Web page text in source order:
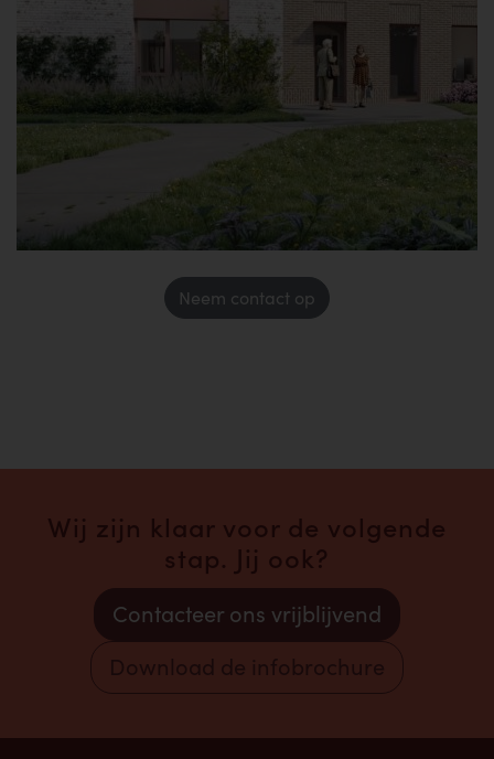
Neem contact op
Wij zijn klaar voor de volgende
stap. Jij ook?
Contacteer ons vrijblijvend
Download de infobrochure